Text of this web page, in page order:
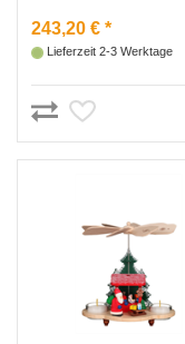
243,20 € *
Lieferzeit 2-3 Werktage